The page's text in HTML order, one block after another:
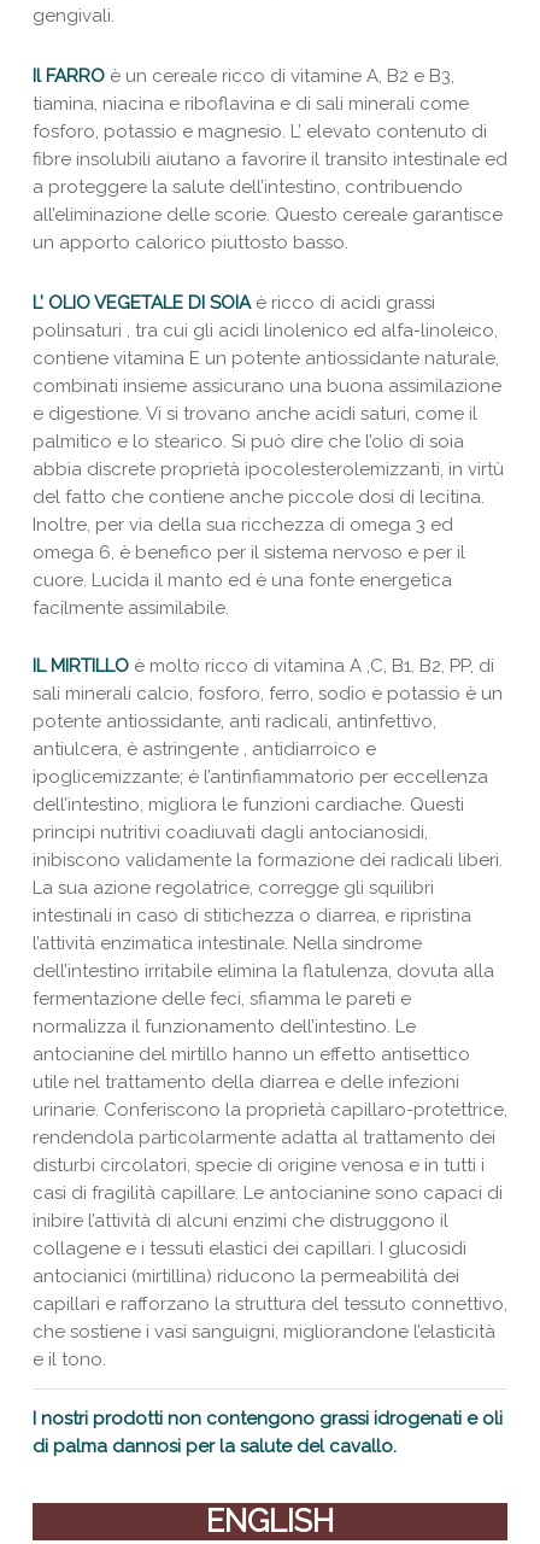
gengivali.
Il FARRO è un cereale ricco di vitamine A, B2 e B3,
tiamina, niacina e riboflavina e di sali minerali come
fosforo, potassio e magnesio. L’ elevato contenuto di
fibre insolubili aiutano a favorire il transito intestinale ed
a proteggere la salute dell’intestino, contribuendo
all’eliminazione delle scorie. Questo cereale garantisce
un apporto calorico piuttosto basso.
L’ OLIO VEGETALE DI SOIA èricco di acidi grassi
polinsaturi , tra cui gli acidi linolenico ed alfa-linoleico,
contiene vitamina E un potente antiossidante naturale,
combinati insieme assicurano una buona assimilazione
e digestione. Vi si trovano anche acidi saturi, come il
palmitico e lo stearico. Si può dire che l’olio di soia
abbia discrete proprietà ipocolesterolemizzanti, in virtù
del fatto che contiene anche piccole dosi di lecitina.
Inoltre, per via della sua ricchezza di omega 3 ed
omega 6, è benefico per il sistema nervoso e per il
cuore. Lucida il manto ed è una fonte energetica
facilmente assimilabile.
IL MIRTILLO è molto ricco di vitamina A ,C, B1, B2, PP, di
sali minerali calcio, fosforo, ferro, sodio e potassio è un
potente antiossidante, anti radicali, antinfettivo,
antiulcera, è astringente , antidiarroico e
ipoglicemizzante; è l’antinfiammatorio per eccellenza
dell’intestino, migliora le funzioni cardiache. Questi
principi nutritivi coadiuvati dagli antocianosidi,
inibiscono validamente la formazione dei radicali liberi.
La sua azione regolatrice, corregge gli squilibri
intestinali in caso di stitichezza o diarrea, e ripristina
l’attività enzimatica intestinale. Nella sindrome
dell’intestino irritabile elimina la flatulenza, dovuta alla
fermentazione delle feci, sfiamma le pareti e
normalizza il funzionamento dell’intestino. Le
antocianine del mirtillo hanno un effetto antisettico
utile nel trattamento della diarrea e delle infezioni
urinarie. Conferiscono la proprietà capillaro-protettrice,
rendendola particolarmente adatta al trattamento dei
disturbi circolatori, specie di origine venosa e in tutti i
casi di fragilità capillare. Le antocianine sono capaci di
inibire l’attività di alcuni enzimi che distruggono il
collagene e i tessuti elastici dei capillari. I glucosidi
antocianici (mirtillina) riducono la permeabilità dei
capillari e rafforzano la struttura del tessuto connettivo,
che sostiene i vasi sanguigni, migliorandone l’elasticità
e il tono.
I nostri prodotti non contengono grassi idrogenati e oli
di palma dannosi per la salute del cavallo.
ENGLISH